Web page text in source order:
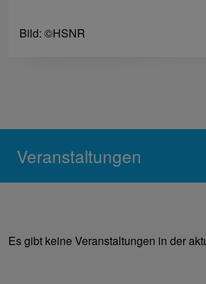
Bild: ©HSNR
Veranstaltungen
Es gibt keine Veranstaltungen in der